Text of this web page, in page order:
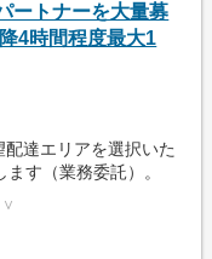
ートナーを大量募
4時間程度最大1
達エリアを選択いた
す（業務委託）。
∨